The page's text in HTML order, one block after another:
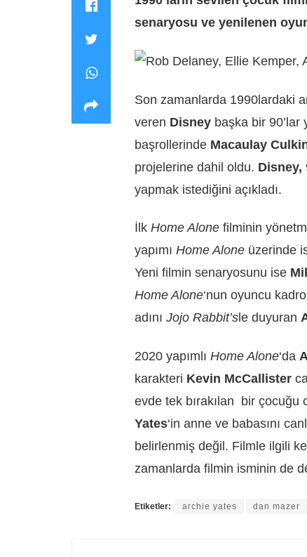
senaryosu ve yenilenen
Son zamanlarda 1990lardaki
veren Disney başka bir 90’lar
başrollerinde Macaulay
projelerine dahil oldu. Disney,
yapmak istediğini açıkladı.
İlk Home Alone filminin
yapımı Home Alone üzerinde
Yeni filmin senaryosunu ise
Home Alone‘nun oyuncu
adını Jojo Rabbit’s le duyuran
2020 yapımlı Home Alone‘da
karakteri Kevin McCallister
evde tek bırakılan bir çocuğu
Yates‘in anne ve babasını
belirlenmiş değil. Filmle ilgili
zamanlarda filmin isminin de
Etiketler: archie yates dan mazer